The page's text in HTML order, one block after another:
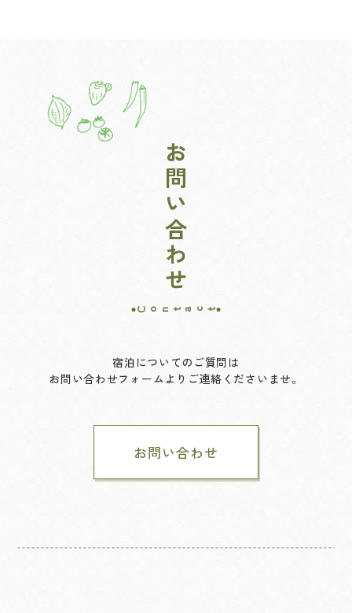
お問い合わせ
Contact
宿泊についてのご質問は
お問い合わせフォームよりご連絡くださいませ。
お問い合わせ